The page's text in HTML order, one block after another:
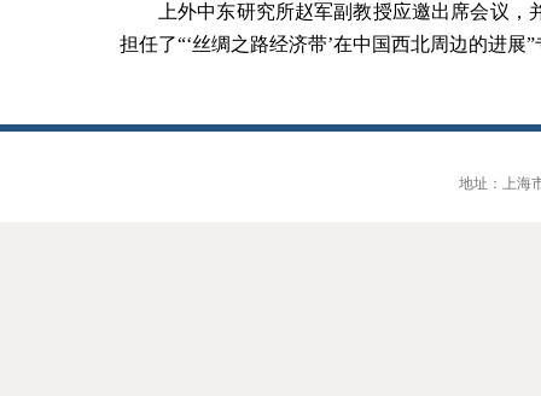
上外中东研究所赵军副教授应邀出席会议
担任了“‘丝绸之路经济带’在中国西北周边的进展
地址：上海